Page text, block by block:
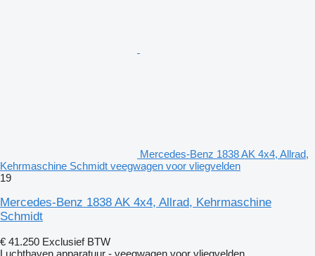
Mercedes-Benz 1838 AK 4x4, Allrad,
Kehrmaschine Schmidt veegwagen voor vliegvelden
19
Mercedes-Benz 1838 AK 4x4, Allrad, Kehrmaschine
Schmidt
€ 41.250 Exclusief BTW
Luchthaven apparatuur - veegwagen voor vliegvelden